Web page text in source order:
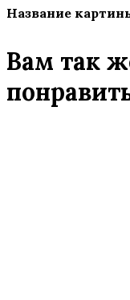
Название
Вам так